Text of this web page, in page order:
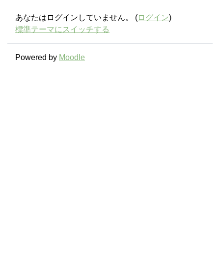
あなたはログインしていません。 (ログイン)
標準テーマにスイッチする
Powered by Moodle